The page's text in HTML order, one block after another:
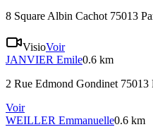
8 Square Albin Cachot 75013
VisioVoir
JANVIER Emile0.6 km
2 Rue Edmond Gondinet 75013
Voir
WEILLER Emmanuelle0.6 km